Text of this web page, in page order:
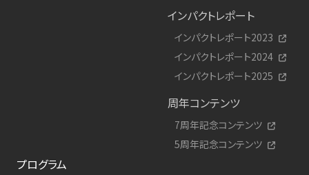
インパクトレポート
インパクトレポート2023
インパクトレポート2024
インパクトレポート2025
周年コンテンツ
7周年記念コンテンツ
5周年記念コンテンツ
プログラム